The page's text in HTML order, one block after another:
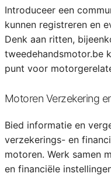
Introduceer een
kunnen registreren en
Denk aan ritten,
tweedehandsmotor.be
punt voor
Motoren Verzekering
Bied informatie en
verzekerings- en
motoren. Werk samen
en financiële